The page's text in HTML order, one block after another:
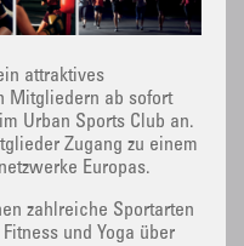
attraktives
Mitgliedern ab sofort
Urban Sports Club an.
Zugang zu einem
Europas.
zahlreiche Sportarten
und Yoga über